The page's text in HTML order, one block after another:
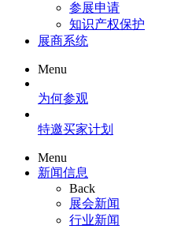
参展申请
知识产权保护
展商系统
Menu
为何参观
特邀买家计划
Menu
新闻信息
Back
展会新闻
行业新闻